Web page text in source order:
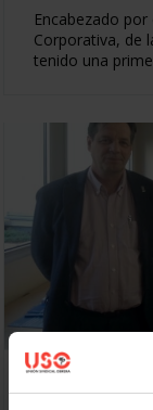
Encabezado
Corporativa, de
tenido una
Seminario
Cuba